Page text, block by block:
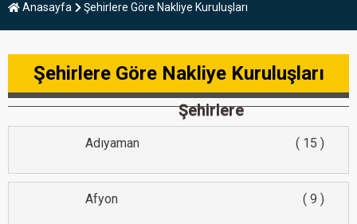
Anasayfa Şehirlere Göre Nakliye Kuruluşları
Şehirlere Göre Nakliye Kuruluşları
Şehirlere
Adıyaman 15
Afyon 9